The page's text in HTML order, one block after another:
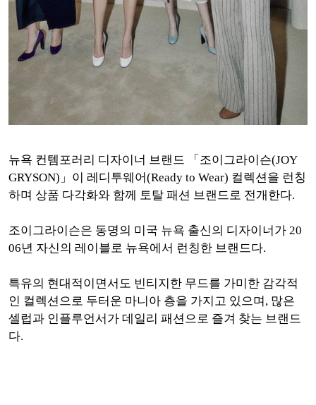
뉴욕 컨템포러리 디자이너 브랜드 「조이그라이슨(JOY
GRYSON)」이 레디투웨어(Ready to Wear) 컬렉션을 런칭
하며 상품 다각화와 함께 토탈 패션 브랜드로 전개한다.
조이그라이슨은 동명의 미국 뉴욕 출신의 디자이너가 20
06년 자신의 레이블로 뉴욕에서 런칭한 브랜드다.
특유의 현대적이면서도 빈티지한 무드를 가미한 감각적
인 컬렉션으로 두터운 마니아 층을 가지고 있으며, 많은
셀럽과 인플루언서가 데일리 패션으로 즐겨 찾는 브랜드
다.